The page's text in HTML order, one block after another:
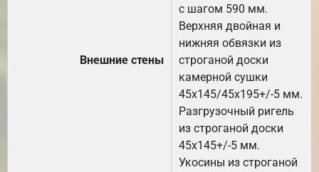
Внешние стены
с шагом 590 мм.
Верхняя двойная и
нижняя обвязки из
строганой доски
камерной сушки
45х145/45х195+/-5 мм.
Разгрузочный ригель
из строганой доски
45х145+/-5 мм.
Укосины из строганой